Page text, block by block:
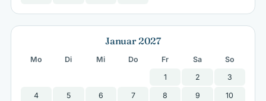
Januar 2027
Mo Di Mi Do Fr Sa
So
1
2 3
4 5 6 7 8 9 10